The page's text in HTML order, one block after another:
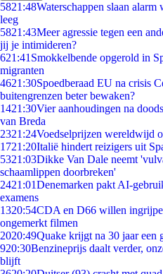
5821:48Waterschappen slaan alarm
leeg
5821:43Meer agressie tegen een
jij je intimideren?
621:41 Smokkelbende opgerold in
migranten
4621:30Spoedberaad EU na crisis
buitengrenzen beter bewaken?
1421:30Vier aanhoudingen na
van Breda
2321:24Voedselprijzen wereldwijd
1721:20Italië hindert reizigers uit
5321:03Dikke Van Dale neemt
schaamlippen doorbreken'
2421:01Denemarken pakt AI-
examens
1320:54CDA en D66 willen
ongemerkt filmen
2020:49Quake krijgt na 30 jaar een
920:30Benzineprijs daalt verder,
blijft